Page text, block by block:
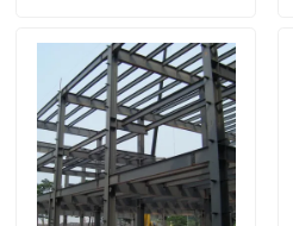
Tur Pabrik
Kontrol Kualitas
Hubungi Kami